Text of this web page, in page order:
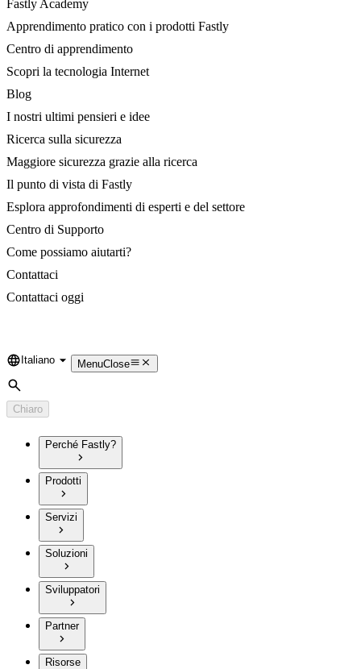
Fastly Academy
Apprendimento pratico con i prodotti Fastly
Centro di apprendimento
Scopri la tecnologia Internet
Blog
I nostri ultimi pensieri e idee
Ricerca sulla sicurezza
Maggiore sicurezza grazie alla ricerca
Il punto di vista di Fastly
Esplora approfondimenti di esperti e del settore
Centro di Supporto
Come possiamo aiutarti?
Contattaci
Contattaci oggi
Language
Italiano MenuClose
Cerca
Chiaro
Perché Fastly?
Prodotti
Servizi
Soluzioni
Sviluppatori
Partner
Risorse